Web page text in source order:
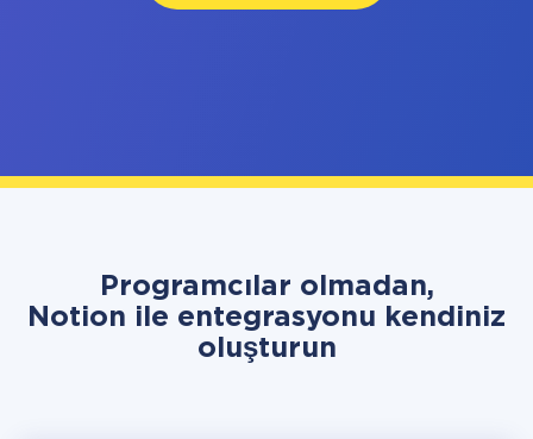
Programcılar olmadan,
Notion ile entegrasyonu kendiniz
oluşturun